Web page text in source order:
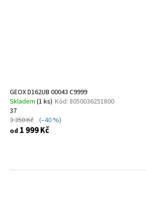
GEOX D162UB 00043 C9999
Skladem (1 ks) Kód: 8050036251800
37
3 350 Kč (–40 %)
od 1 999 Kč